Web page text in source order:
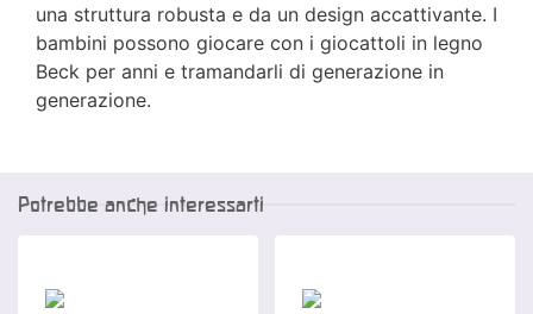
una struttura robusta e da un design accattivante. I
bambini possono giocare con i giocattoli in legno
Beck per anni e tramandarli di generazione in
generazione.
Potrebbe anche interessarti